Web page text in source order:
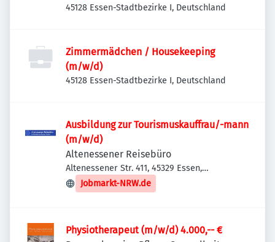
45128 Essen-Stadtbezirke I, Deutschland
Zimmermädchen / Housekeeping
(m/w/d)
45128 Essen-Stadtbezirke I, Deutschland
Ausbildung zur Tourismuskauffrau/-mann
(m/w/d)
Altenessener Reisebüro
Altenessener Str. 411, 45329 Essen,
Deutschland
Jobmarkt-NRW.de
Physiotherapeut (m/w/d) 4.000,-- €